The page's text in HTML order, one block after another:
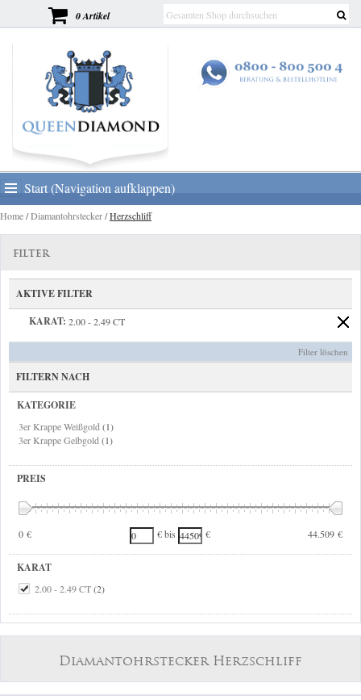
0 Artikel
Start (Navigation aufklappen)
Home/Diamantohrstecker/Herzschliff
FILTER
AKTIVE FILTER
KARAT: 2.00 - 2.49 CT
Filter löschen
FILTERN NACH
KATEGORIE
3er Krappe Weißgold (1)
3er Krappe Gelbgold (1)
PREIS
0 € 44.509 €
€ bis €
KARAT
2.00 - 2.49 CT(2)
Diamantohrstecker Herzschliff